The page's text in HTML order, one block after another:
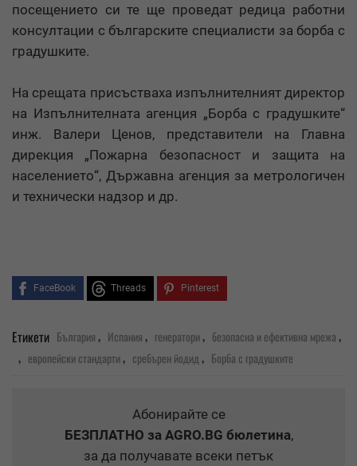
посещението си те ще проведат редица работни
консултации с българските специалисти за борба с
градушките.
На срещата присъстваха изпълнителният директор
на Изпълнителната агенция „Борба с градушките“
инж. Валери Ценов, представители на Главна
дирекция „Пожарна безопасност и защита на
населението“, Държавна агенция за метрологичен
и технически надзор и др.
FaceBook Threads Pinterest
Етикети България, Испания, генератори, безопасна и ефективна мрежа,
, европейски стандарти, сребърен йодид, Борба с градушките
Абонирайте се
БЕЗПЛАТНО за AGRO.BG бюлетина,
за да получавате всеки петък